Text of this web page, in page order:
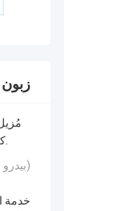
كل شخص في الأنابيب شعر بالفرق في الماء.
—— (بيدرو أغويار)
خدمة